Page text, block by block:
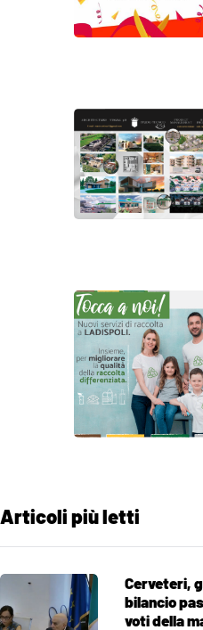
Articoli più letti
Cerveteri,
bilancio
voti della